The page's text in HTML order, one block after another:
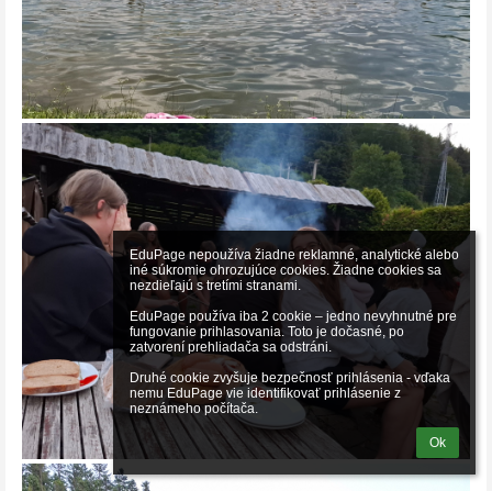
EduPage nepoužíva žiadne reklamné, analytické alebo
iné súkromie ohrozujúce cookies. Žiadne cookies sa
nezdieľajú s tretími stranami.
EduPage používa iba 2 cookie – jedno nevyhnutné pre
fungovanie prihlasovania. Toto je dočasné, po
zatvorení prehliadača sa odstráni.
Druhé cookie zvyšuje bezpečnosť prihlásenia - vďaka
nemu EduPage vie identifikovať prihlásenie z
neznámeho počítača.
Ok